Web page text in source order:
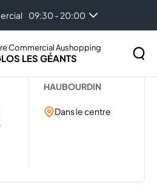
09:30 - 20:00
Commercial Aushopping
LES GÉANTS
HAUBOURDIN
Dans le centre